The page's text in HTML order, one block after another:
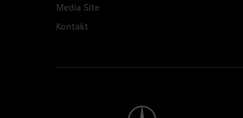
Media Site
Kontakt